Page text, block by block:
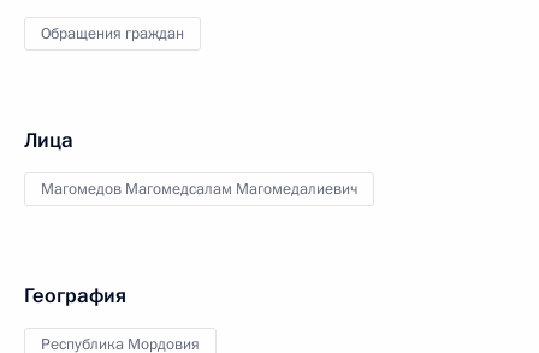
Обращения граждан
Лица
Магомедов Магомедсалам Магомедалиевич
География
Республика Мордовия